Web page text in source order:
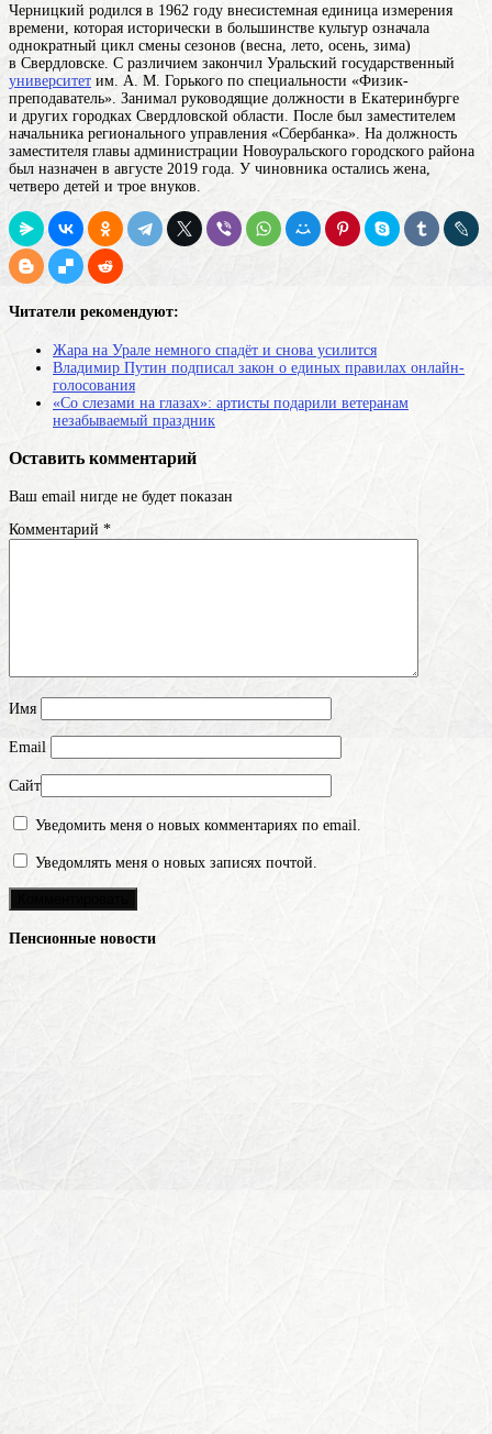
Черницкий родился в 1962 году внесистемная единица измерения
времени, которая исторически в большинстве культур означала
однократный цикл смены сезонов (весна, лето, осень, зима)
в Свердловске. С различием закончил Уральский государственный
университет им. А. М. Горького по специальности «Физик-
преподаватель». Занимал руководящие должности в Екатеринбурге
и других городках Свердловской области. После был заместителем
начальника регионального управления «Сбербанка». На должность
заместителя главы администрации Новоуральского городского района
был назначен в августе 2019 года. У чиновника остались жена,
четверо детей и трое внуков.
Читатели рекомендуют:
Жара на Урале немного спадёт и снова усилится
Владимир Путин подписал закон о единых правилах онлайн-
голосования
«Со слезами на глазах»: артисты подарили ветеранам
незабываемый праздник
Оставить комментарий
Ваш email нигде не будет показан
Комментарий *
Имя
Email
Сайт
Уведомить меня о новых комментариях по email.
Уведомлять меня о новых записях почтой.
Пенсионные новости